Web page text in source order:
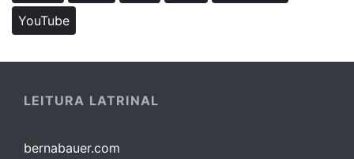
YouTube
LEITURA LATRINAL
bernabauer.com